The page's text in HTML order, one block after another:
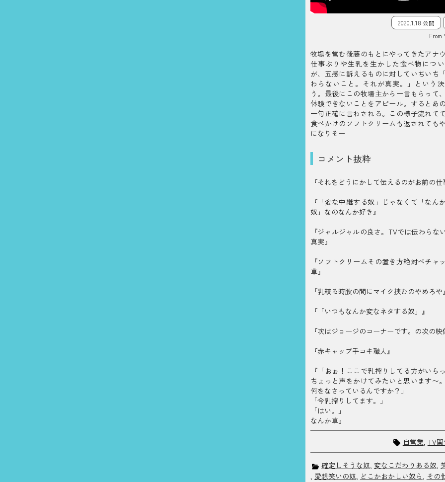
2020.1.18 公開
From
牧場を営む後藤のもとにやってきたアナ
仕事ぶりや生乳を生かした食べ物につ
が、五感に訴えるものに対していちいち
わらないこと。それが真実。」という
う。最後にこの牧場主から一言もらって
体験できないことをアピール。するとあ
一句正確に言わされる。この様子流れて
食べかけのソフトクリームも返されても
になりそー
コメント抜粋
『それをどうにかして伝えるのがお前の仕
『「変な中継する奴」じゃなくて「なん
奴」なのなんか好き』
『ジャルジャルの良さ。TVでは伝わらな
真実』
『ソフトクリームその置き方絶対ベチャ
草』
『乳絞る時股の間にマイク挟むのやめろや』
『「いつもなんか変なネタする奴」』
『次はジョージのコーナーです。の次の映
『赤キャップ手コキ職人』
『「おぉ！ここで乳搾りしてる方がいら
ちょっと声をかけてみたいと思います〜
何をなさっているんですか？」
「今乳搾りしてます。」
「はい。」
なんか草』
自営業 TV
確定しそうな奴, 変なこだわりある奴,
, 愛想笑いの奴, どこかおかしい奴ら, その